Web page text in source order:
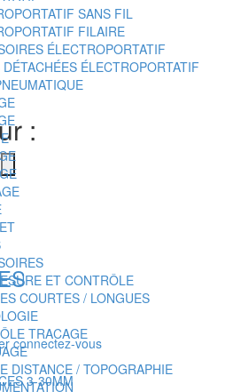
SANS FIL
FILAIRE
ÉLECTROPORTATIF
DÉTACHÉES ÉLECTROPORTATIF
ET CONTRÔLE
COURTES / LONGUES
TRACAGE
DISTANCE / TOPOGRAPHIE
:
connectez-vous